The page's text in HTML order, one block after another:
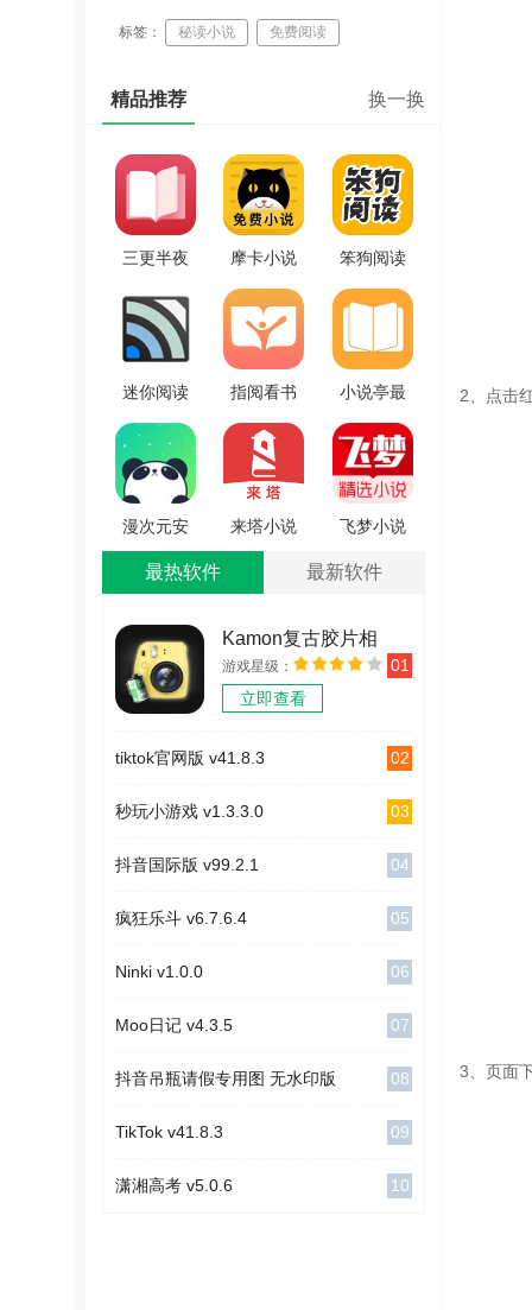
标签： 秘读小说 免费阅读
精品推荐 换一换
三更半夜
V3.00.00
摩卡小说
阅读器官
方版
V2.9.0
笨狗阅读
免费原版
迷你阅读
器通用版
V3.3.1
指阅看书
通用版
V3.0.4.3
小说亭最
新版
v2.8.0
漫次元安
卓官方版
V3.88.03
来塔小说
直装版
飞梦小说
最热软件 最新软件
Kamon复古胶片相
机 v2.2.2
游戏星级：
立即查看
01
tiktok官网版 v41.8.3 02
秒玩小游戏 v1.3.3.0 03
抖音国际版 v99.2.1 04
疯狂乐斗 v6.7.6.4 05
Ninki v1.0.0 06
Moo日记 v4.3.5 07
抖音吊瓶请假专用图 无水印版 08
TikTok v41.8.3 09
潇湘高考 v5.0.6 10
2、点击
3、页面